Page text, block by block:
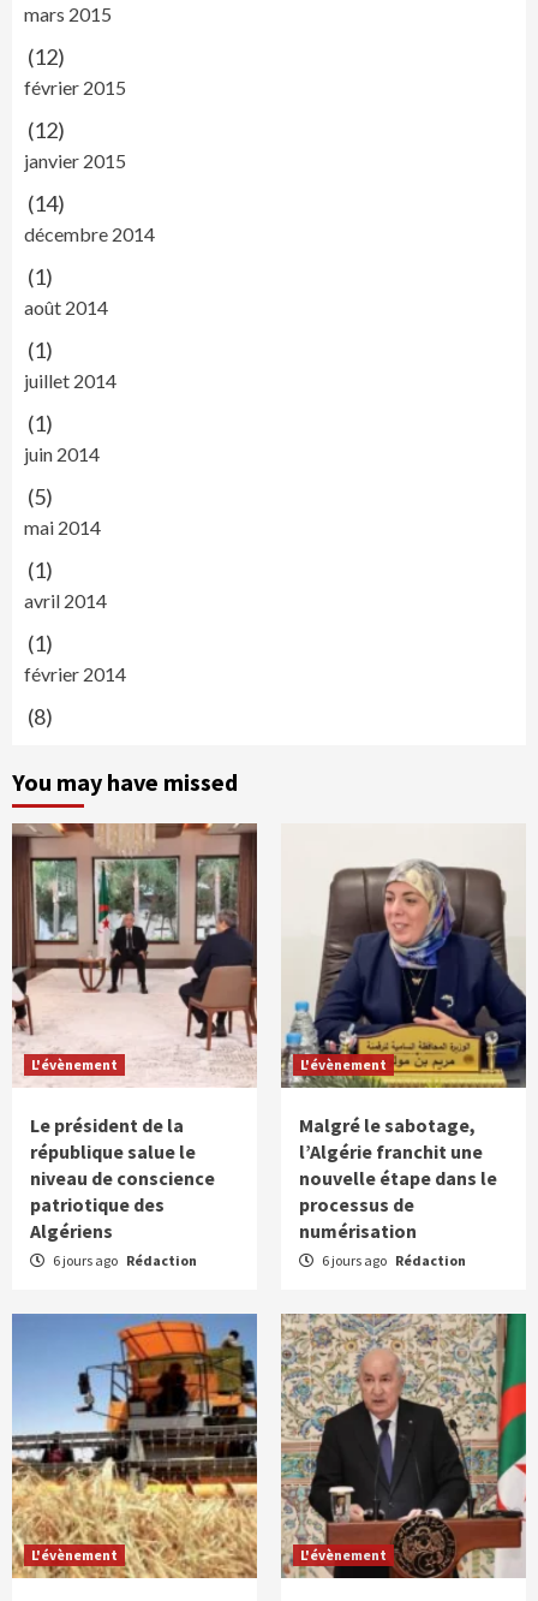
mars 2015
(12)
février 2015
(12)
janvier 2015
(14)
décembre 2014
(1)
août 2014
(1)
juillet 2014
(1)
juin 2014
(5)
mai 2014
(1)
avril 2014
(1)
février 2014
(8)
You may have missed
L'évènement
Le président de la
république salue le
niveau de conscience
patriotique des
Algériens
6 jours ago Rédaction
L'évènement
Malgré le sabotage,
l’Algérie franchit une
nouvelle étape dans le
processus de
numérisation
6 jours ago Rédaction
L'évènement L'évènement